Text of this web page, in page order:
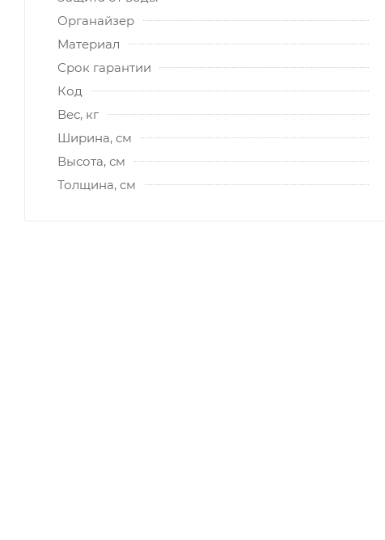
Органайзер
Материал
Срок гарантии
Код
Вес, кг
Ширина, см
Высота, см
Толщина, см